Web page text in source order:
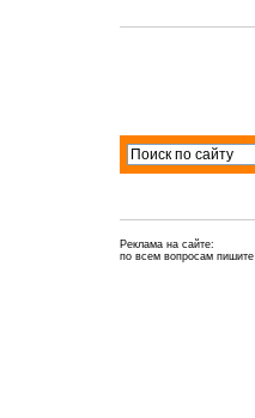
Реклама на сайте:
по всем вопросам пишите